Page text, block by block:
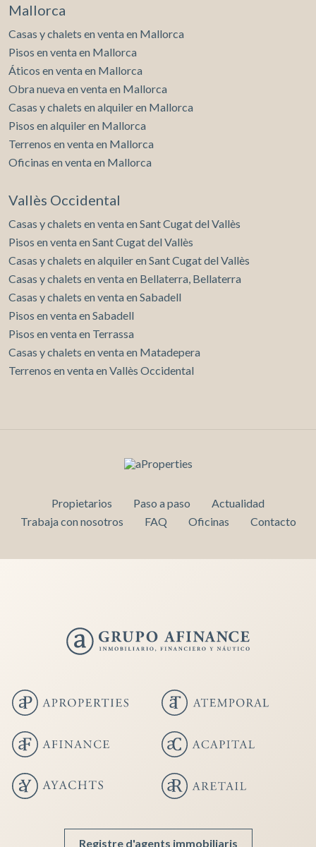
Mallorca
Casas y chalets en venta en Mallorca
Pisos en venta en Mallorca
Áticos en venta en Mallorca
Obra nueva en venta en Mallorca
Casas y chalets en alquiler en Mallorca
Pisos en alquiler en Mallorca
Terrenos en venta en Mallorca
Oficinas en venta en Mallorca
Vallès Occidental
Casas y chalets en venta en Sant Cugat del Vallès
Pisos en venta en Sant Cugat del Vallès
Casas y chalets en alquiler en Sant Cugat del Vallès
Casas y chalets en venta en Bellaterra, Bellaterra
Casas y chalets en venta en Sabadell
Pisos en venta en Sabadell
Pisos en venta en Terrassa
Casas y chalets en venta en Matadepera
Terrenos en venta en Vallès Occidental
Propietarios Paso a paso
Actualidad
Trabaja con nosotros
FAQ Oficinas Contacto
Registre d'agents immobiliaris